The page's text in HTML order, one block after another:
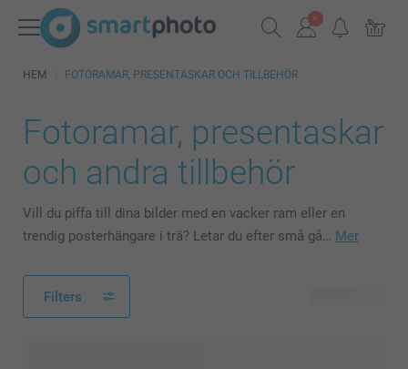
HEM FOTORAMAR, PRESENTASKAR OCH TILLBEHÖR
Fotoramar, presentaskar
och andra tillbehör
Vill du piffa till dina bilder med en vacker ram eller en
trendig posterhängare i trä? Letar du efter små gå… Mer
Filters